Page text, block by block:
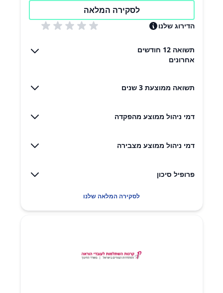
לסקירה המלאה
הדירוג שלנו
תשואה 12 חודשים
אחרונים
תשואה ממוצעת 3 שנים
דמי ניהול ממוצע מהפקדה
דמי ניהול ממוצע מצבירה
פרופיל סיכון
לסקירה המלאה שלנו